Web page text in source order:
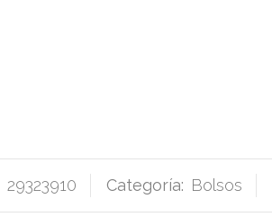
29323910 Categoría: Bolsos